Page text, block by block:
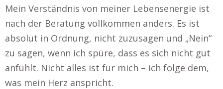
Mein Verständnis von meiner Lebensenergie ist
nach der Beratung vollkommen anders. Es ist
absolut in Ordnung, nicht zuzusagen und „Nein“
zu sagen, wenn ich spüre, dass es sich nicht gut
anfühlt. Nicht alles ist für mich – ich folge dem,
was mein Herz anspricht.